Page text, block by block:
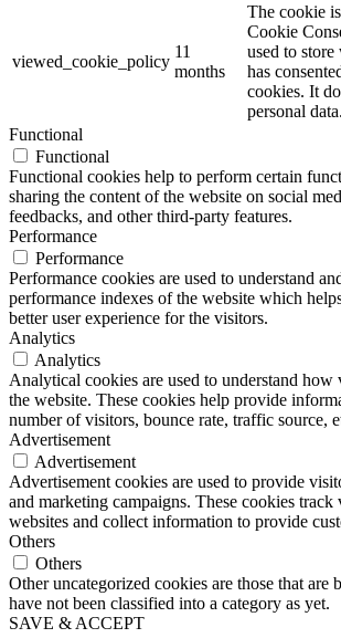
viewed_cookie_policy
11
months
The cookie
Cookie
used to
has
cookies. It
personal data.
Functional
Functional
Functional cookies help to perform certain
sharing the content of the website on social
feedbacks, and other third-party features.
Performance
Performance
Performance cookies are used to understand
performance indexes of the website which
better user experience for the visitors.
Analytics
Analytics
Analytical cookies are used to understand
the website. These cookies help provide
number of visitors, bounce rate, traffic source,
Advertisement
Advertisement
Advertisement cookies are used to provide
and marketing campaigns. These cookies track
websites and collect information to provide
Others
Others
Other uncategorized cookies are those that are
have not been classified into a category as yet.
SAVE & ACCEPT